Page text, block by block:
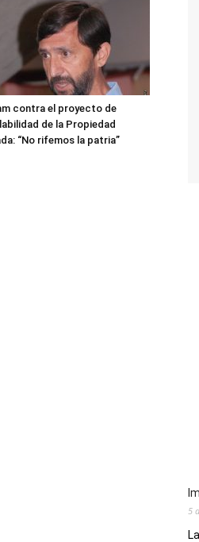
contra el proyecto de
de la Propiedad
“No rifemos la patria”
5